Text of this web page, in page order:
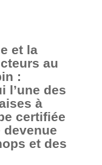
et la
au
:
l’une des
à
certifiée
et des